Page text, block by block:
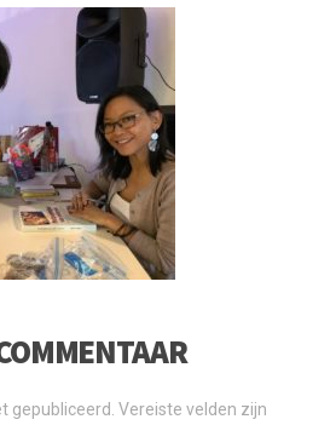
gepubliceerd. Vereiste velden zijn